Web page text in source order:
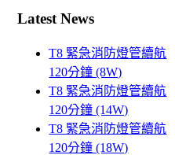
Latest News
T8 緊急消防燈管續航
120分鐘 (8W)
T8 緊急消防燈管續航
120分鐘 (14W)
T8 緊急消防燈管續航
120分鐘 (18W)